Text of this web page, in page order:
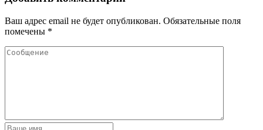
Ваш адрес email не будет опубликован. Обязательные поля
помечены *